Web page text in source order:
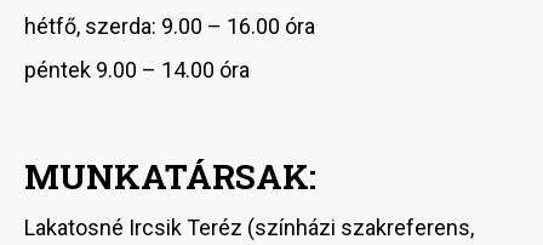
hétfő, szerda: 9.00 – 16.00 óra
péntek 9.00 – 14.00 óra
MUNKATÁRSAK:
Lakatosné Ircsik Teréz (színházi szakreferens,